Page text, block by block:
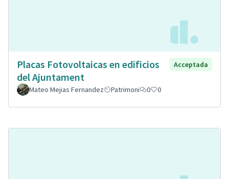
Placas Fotovoltaicas en edificios
del Ajuntament
Acceptada
Mateo Mejias Fernandez Patrimoni 0 0